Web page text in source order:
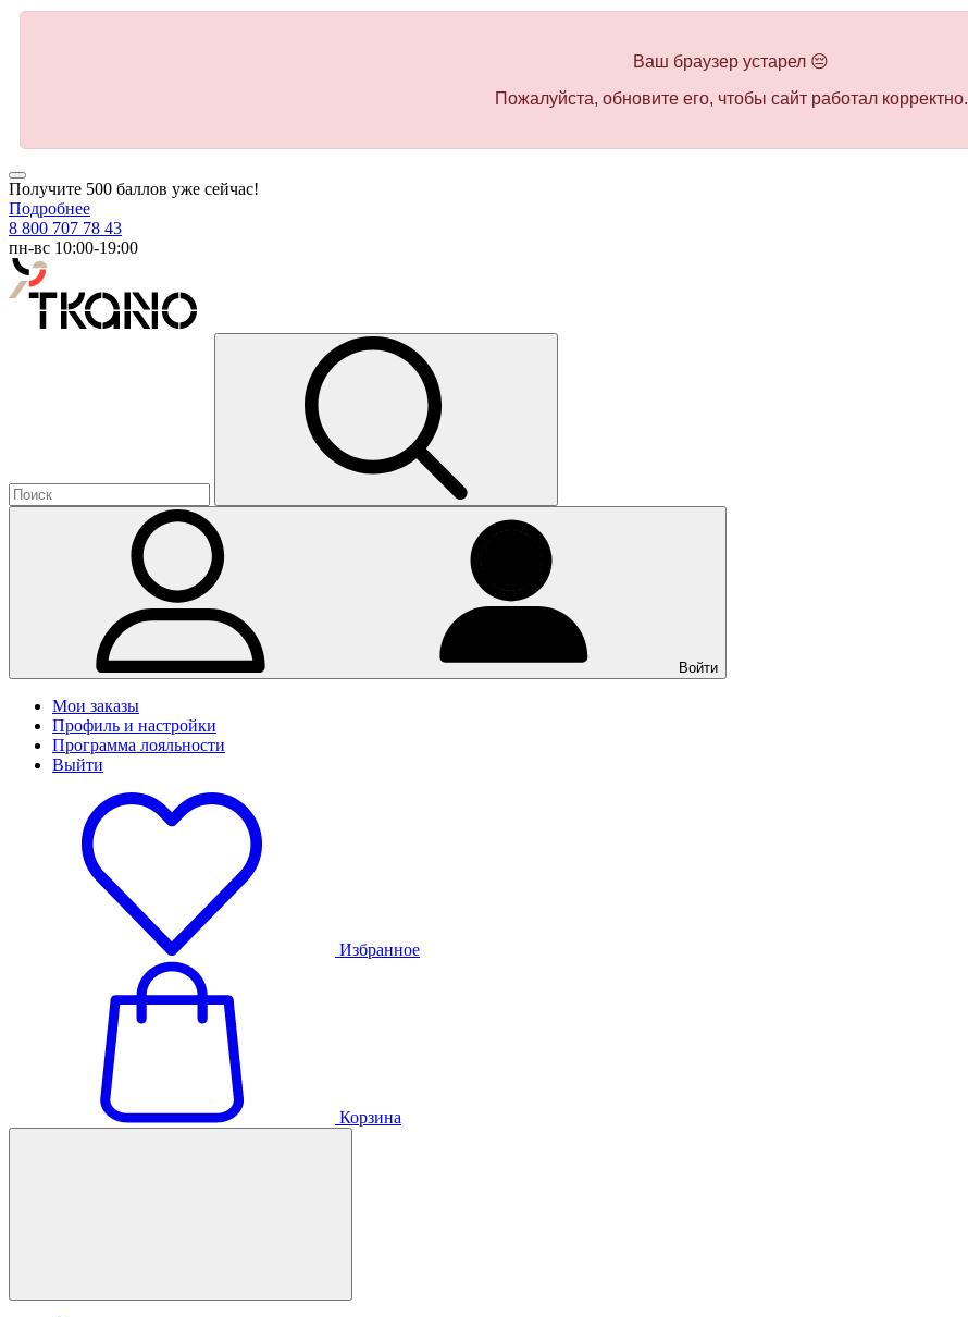
Ваш браузер устарел 😔
Пожалуйста, обновите его, чтобы сайт работал корректно.
Получите 500 баллов уже сейчас!
Подробнее
8 800 707 78 43
пн-вс 10:00-19:00
Войти
Мои заказы
Профиль и настройки
Программа лояльности
Выйти
Избранное
Корзина